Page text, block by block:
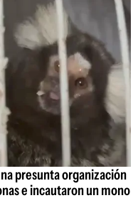
presunta organización
e incautaron un mono